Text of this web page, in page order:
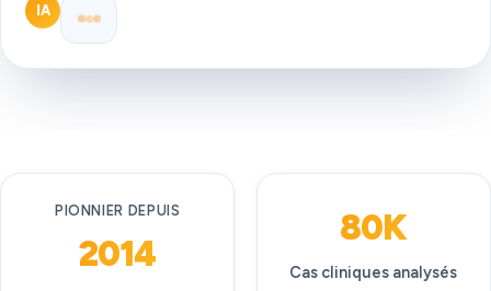
IA
PIONNIER DEPUIS
2014
80K
Cas cliniques analysés